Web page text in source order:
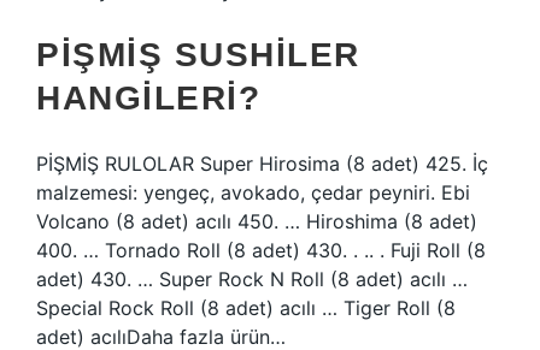
PIŞMIŞ SUSHILER
HANGILERI?
PİŞMİŞ RULOLAR Super Hirosima (8 adet) 425. İç
malzemesi: yengeç, avokado, çedar peyniri. Ebi
Volcano (8 adet) acılı 450. … Hiroshima (8 adet)
400. … Tornado Roll (8 adet) 430. . .. . Fuji Roll (8
adet) 430. … Super Rock N Roll (8 adet) acılı …
Special Rock Roll (8 adet) acılı … Tiger Roll (8
adet) acılıDaha fazla ürün…